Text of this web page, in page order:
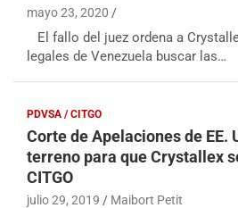
mayo 23, 2020
El fallo del juez ordena a
legales de Venezuela buscar las…
PDVSA / CITGO
Corte de Apelaciones de EE.
terreno para que Crystallex
CITGO
julio 29, 2019 Maibort Petit